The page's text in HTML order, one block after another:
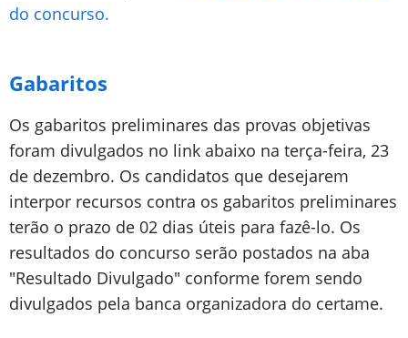
do concurso.
Gabaritos
Os gabaritos preliminares das provas objetivas
foram divulgados no link abaixo na terça-feira, 23
de dezembro. Os candidatos que desejarem
interpor recursos contra os gabaritos preliminares
terão o prazo de 02 dias úteis para fazê-lo. Os
resultados do concurso serão postados na aba
"Resultado Divulgado" conforme forem sendo
divulgados pela banca organizadora do certame.